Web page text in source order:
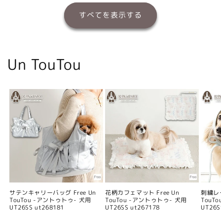
すべてを表示する
Un TouTou
サテンキャリーバッグ Free Un
TouTou -アントゥトゥ- 犬用
UT26SS ut268181
花柄カフェマット Free Un
TouTou -アントゥトゥ- 犬用
UT26SS ut267178
刺繍